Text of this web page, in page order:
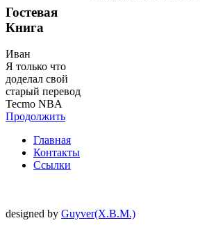
Гостевая
Книга
Иван
Я только что
доделал свой
старый перевод
Tecmo NBA
Продолжить
Главная
Контакты
Ссылки
designed by Guyver(X.B.M.)